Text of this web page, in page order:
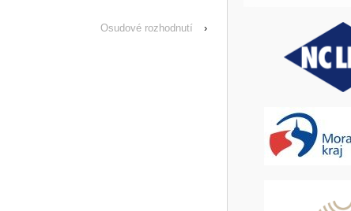
Osudové rozhodnutí ›